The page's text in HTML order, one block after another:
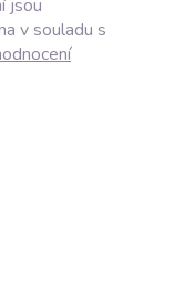
jsou
v souladu s